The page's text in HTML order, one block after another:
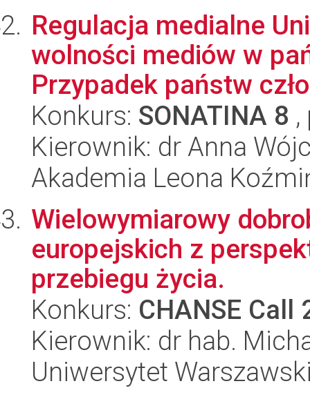
Regulacja medialne
wolności mediów w
Przypadek państw
Konkurs: SONATINA 8
Kierownik: dr Anna
Akademia Leona
Wielowymiarowy
europejskich z
przebiegu życia.
Konkurs: CHANSE Call
Kierownik: dr hab.
Uniwersytet